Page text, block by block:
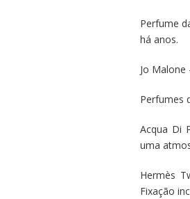
Perfume
há anos.
Jo
Perfumes
Acqua Di
uma
Hermès
Fixação